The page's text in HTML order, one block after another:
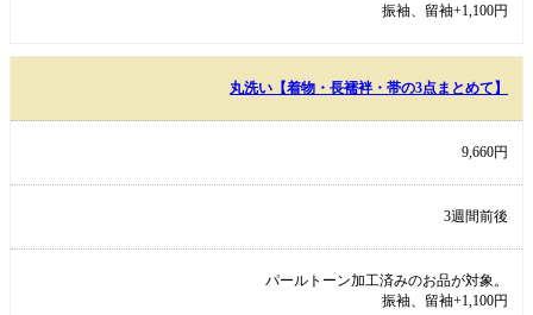
振袖、留袖+1,100円
丸洗い【着物・長襦袢・帯の3点まとめて】
9,660円
3週間前後
パールトーン加工済みのお品が対象。
振袖、留袖+1,100円